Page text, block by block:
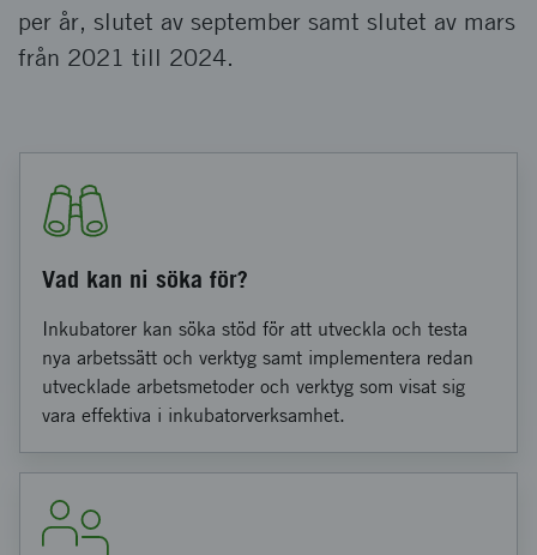
per år, slutet av september samt slutet av mars
från 2021 till 2024.
Vad kan ni söka för?
Inkubatorer kan söka stöd för att utveckla och testa
nya arbetssätt och verktyg samt implementera redan
utvecklade arbetsmetoder och verktyg som visat sig
vara effektiva i inkubatorverksamhet.